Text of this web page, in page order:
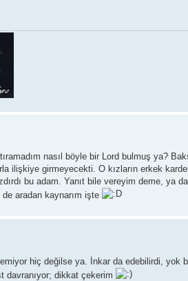
nasıl böyle bir Lord bulmuş ya?
ilişkiye girmeyecekti. O kızların erkek
bu adam. Yanıt bile vereyim deme, ya
aradan kaynarım işte
hiç değilse ya. İnkar da edebilirdi, yok
davranıyor; dikkat çekerim